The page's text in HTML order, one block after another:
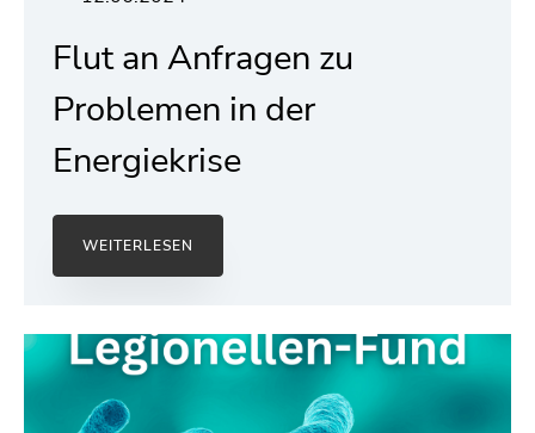
Flut an Anfragen zu
Problemen in der
Energiekrise
WEITERLESEN